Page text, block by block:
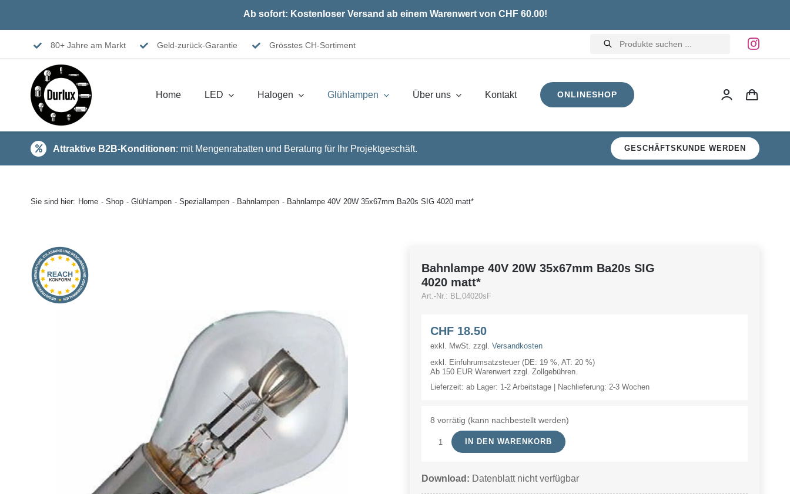
Ab sofort: Kostenloser Versand ab einem Warenwert von CHF 60.00!
80+ Jahre am Markt Geld-zurück-Garantie Grösstes CH-Sortiment
Products
search
Home LED Halogen Glühlampen Über uns Kontakt ONLINESHOP
Attraktive B2B-Konditionen: mit Mengenrabatten und Beratung für Ihr Projektgeschäft. GESCHÄFTSKUNDE WERDEN
Sie sind hier: Home Shop Glühlampen Speziallampen Bahnlampen Bahnlampe 40V 20W 35x67mm Ba20s SIG 4020 matt*
Bahnlampe 40V 20W 35x67mm Ba20s SIG
4020 matt*
Art.-Nr.: BL.04020sF
CHF18.50
exkl. MwSt. zzgl. Versandkosten
exkl. Einfuhrumsatzsteuer (DE: 19 %, AT: 20 %)
Ab 150 EUR Warenwert zzgl. Zollgebühren.
Lieferzeit: ab Lager: 1-2 Arbeitstage | Nachlieferung: 2-3 Wochen
8 vorrätig (kann nachbestellt werden)
Bahnlampe
20W
IN DEN WARENKORB
Download: Datenblatt nicht verfügbar